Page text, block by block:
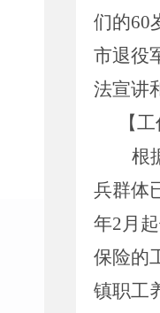
们的60
市退役
法宣讲
【
根
兵群体
年2月
保险的
镇职工